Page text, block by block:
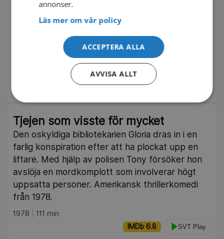
Fyra livslånga vänner i bokcirkeln läser Fifty
Shades of Grey och hamnar plötsligt i nya
romanser, gamla flammor och oväntade
självinsikter på äldre dar. Amerikansk romantisk
komedi från 2018.
Tjejen som visste för mycket
Den oskyldiga bibliotekarien Gloria dras in i en
farlig konspiration efter att ha plockat upp en
liftare. Med hjälp av polisen Tony försöker hon
avslöja en mordkomplott som involverar högt
uppsatta personer. Amerikansk thrillerkomedi
från 1978.
1978 111 min
IMDb 6.8 SVT Play
annonser.
Läs mer om vår policy
ACCEPTERA ALLA
AVVISA ALLT